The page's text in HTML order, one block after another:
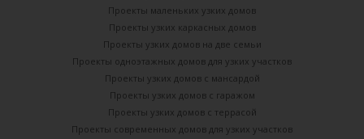
Проекты маленьких узких домов
Проекты узких каркасных домов
Проекты узких домов на две семьи
Проекты одноэтажных домов для узких участков
Проекты узких домов с мансардой
Проекты узких домов с гаражом
Проекты узких домов с террасой
Проекты современных домов для узких участков